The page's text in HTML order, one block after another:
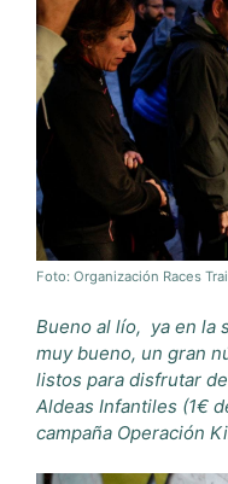
Foto: Organización Races
Bueno al lío, ya en la
muy bueno, un gran
listos para disfrutar
Aldeas Infantiles (1€
campaña Operación